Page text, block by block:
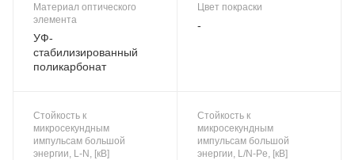
Материал оптического
элемента
УФ-
стабилизированный
поликарбонат
Цвет покраски
-
Стойкость к
микросекундным
импульсам большой
энергии, L-N, [кВ]
Стойкость к
микросекундным
импульсам большой
энергии, L/N-Pe, [кВ]